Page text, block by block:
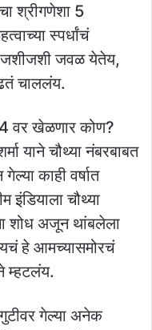
श्रीगणेशा 5
स्पर्धांचं
जशीजशी जवळ येतेय,
चाललंय.
वर खेळणार कोण?
याने चौथ्या नंबरबाबत
काही वर्षात
चौथ्या
शोध अजून थांबलेला
हे आमच्यासमोरचं
म्हटलंय.
गेल्या अनेक